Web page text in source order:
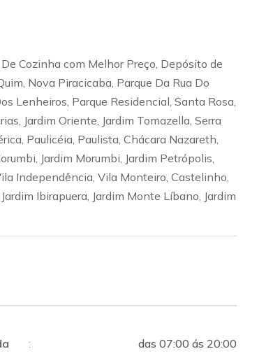
Cozinha com Melhor Preço, Depósito de
Nova Piracicaba, Parque Da Rua Do
Lenheiros, Parque Residencial, Santa Rosa,
Jardim Oriente, Jardim Tomazella, Serra
Paulicéia, Paulista, Chácara Nazareth,
Jardim Morumbi, Jardim Petrópolis,
Independência, Vila Monteiro, Castelinho,
Ibirapuera, Jardim Monte Líbano, Jardim
:
das 07:00 ás 20:00